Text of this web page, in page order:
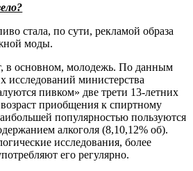
стала, по сути, рекламой образа
моды.
в основном, молодежь. По данным
исследований министерства
пивком» две трети 13-летних
приобщения к спиртному
популярностью пользуются
алкоголя (8,10,12% об).
исследования, более
его регулярно.